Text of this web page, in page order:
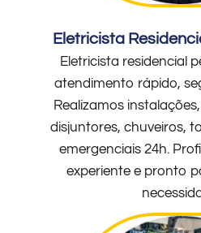
Eletricista
Eletricista residencial
atendimento rápido,
Realizamos
disjuntores, chuveiros,
emergenciais 24h.
experiente e pronto